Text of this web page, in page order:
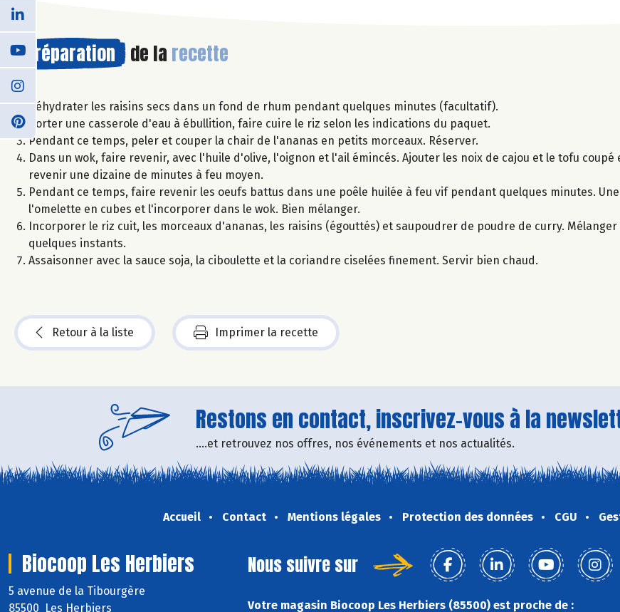
Préparation de la recette
Réhydrater les raisins secs dans un fond de rhum pendant quelques minutes (facultatif).
Porter une casserole d'eau à ébullition, faire cuire le riz selon les indications du paquet.
Pendant ce temps, peler et couper la chair de l'ananas en petits morceaux. Réserver.
Dans un wok, faire revenir, avec l'huile d'olive, l'oignon et l'ail émincés. Ajouter les noix de cajou et le tofu coupé
revenir une dizaine de minutes à feu moyen.
Pendant ce temps, faire revenir les oeufs battus dans une poêle huilée à feu vif pendant quelques minutes.
l'omelette en cubes et l'incorporer dans le wok. Bien mélanger.
Incorporer le riz cuit, les morceaux d'ananas, les raisins (égouttés) et saupoudrer de poudre de curry.
quelques instants.
Assaisonner avec la sauce soja, la ciboulette et la coriandre ciselées finement. Servir bien chaud.
Retour à la liste Imprimer la recette
Restons en contact, inscrivez-vous à la
....et retrouvez nos offres, nos événements et nos actualités.
Accueil Contact Mentions légales Protection des données CGU
Biocoop Les Herbiers
5 avenue de la Tibourgère
85500 Les Herbiers
Nous suivre sur
Votre magasin Biocoop Les Herbiers (85500) est proche de :